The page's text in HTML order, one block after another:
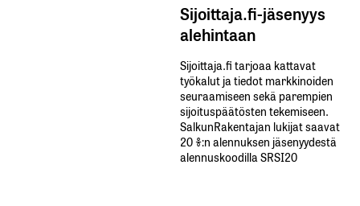
Sijoittaja.fi-jäsenyys
alehintaan
Sijoittaja.fi tarjoaa kattavat
työkalut ja tiedot markkinoiden
seuraamiseen sekä parempien
sijoituspäätösten tekemiseen.
SalkunRakentajan lukijat saavat
20 %:n alennuksen jäsenyydestä
alennuskoodilla SRSI20